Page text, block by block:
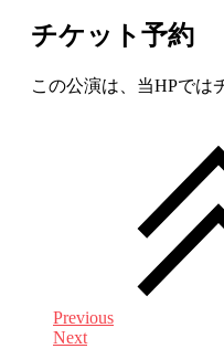
チケット予約
この公演は、当HPでは
Previous
Next